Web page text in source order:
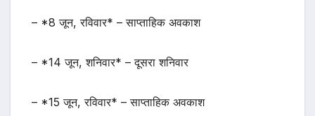
– *8 जून, रविवार* – साप्ताहिक अवकाश
– *14 जून, शनिवार* – दूसरा शनिवार
– *15 जून, रविवार* – साप्ताहिक अवकाश